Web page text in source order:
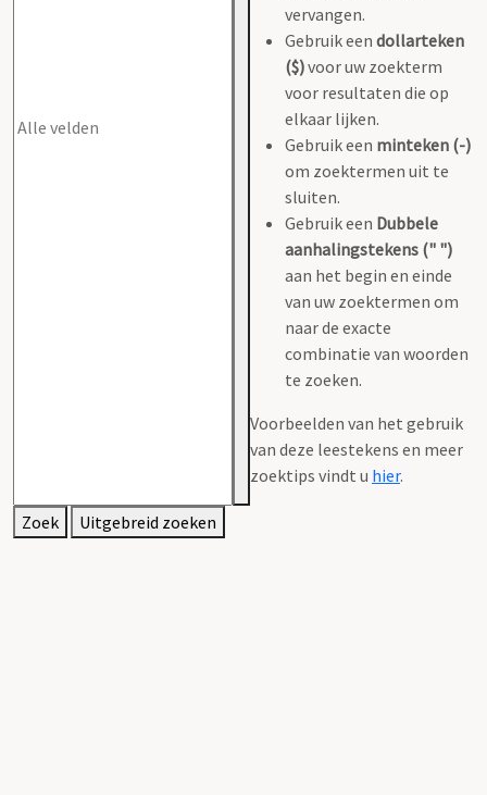
vervangen.
Gebruik een dollarteken
($)voor uw zoekterm
voor resultaten die op
elkaar lijken.
Gebruik een minteken (-)
om zoektermen uit te
sluiten.
Gebruik een Dubbele
aanhalingstekens (" ")
aan het begin en einde
van uw zoektermen om
naar de exacte
combinatie van woorden
te zoeken.
Voorbeelden van het gebruik
van deze leestekens en meer
zoektips vindt u hier.
Zoek Uitgebreid zoeken